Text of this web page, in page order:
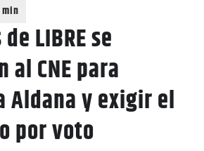
LIBRE se
CNE para
Aldana y exigir el
por voto